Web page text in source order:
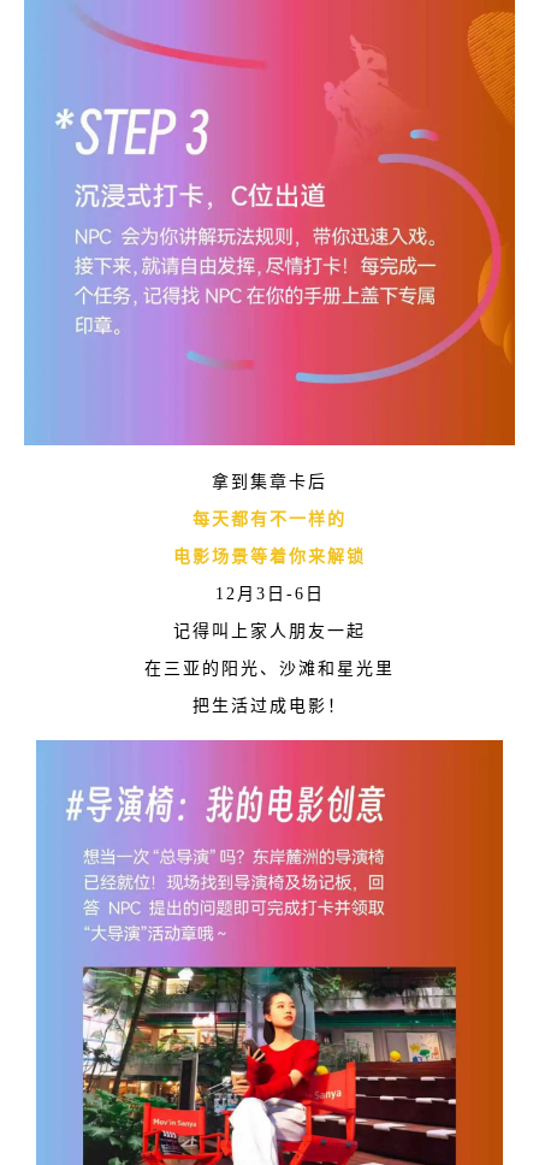
拿到集章卡后
每天都有不一样的
电影场景等着你来解锁
12月3日-6日
记得叫上家人朋友一起
在三亚的阳光、沙滩和星光里
把生活过成电影！